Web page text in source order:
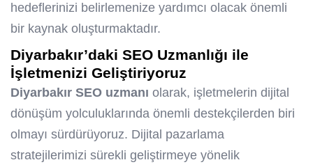
hedeflerinizi belirlemenize yardımcı olacak önemli
bir kaynak oluşturmaktadır.
Diyarbakır’daki SEO Uzmanlığı ile
İşletmenizi Geliştiriyoruz
Diyarbakır SEO uzmanı olarak, işletmelerin dijital
dönüşüm yolculuklarında önemli destekçilerden biri
olmayı sürdürüyoruz. Dijital pazarlama
stratejilerimizi sürekli geliştirmeye yönelik